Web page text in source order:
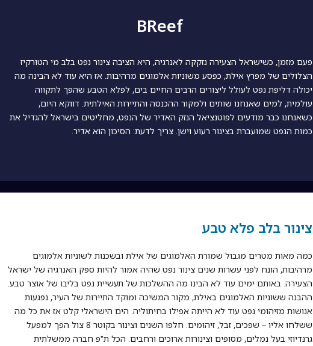
BReef
פעם מזמן, כשישראל הצעירה נזקקה לאנרגיה, היא הציבה צינור נפט בלב מי הטורקיז
הצלולים של מפרץ אילת, כפסע משוניות אלמוגים מרהיבות. אז היא עוד לא הבינה מה
יכולה דליפת נפט לעולל ליצורים הרבים החיים בים, לפלא הטבע שהפך לתקווה
עולמית, למים שאנחנו שותים ולמקור ההכנסה והתיירות האילתית. דווקא היום,
כשאנחנו כבר מודעים לפוטנציאל הנזק האדיר של הנפט, מחליטים בישראל להגדיל את
כמות הנפט שמועברת בצינור רעוע וישן. צריך לדעת: הסיכון הוא אדיר.
צינור בלב פלא טבע
כמה מאות מטרים מגבול שמורת האלמוגים של אילת ובשכנות לשוניות אלמוגים
מרהיבות, הונח לפני עשרות שנים צינור נפט שהיה אמור להיות ספק האנרגיה של ישראל
הצעירה. באותם ימים עוד לא הבינו מה ההשלכות של תעשיית נפט בליבו של אוצר טבע.
ההבנה ששוניות האלמוגים באילת, מקור המשיכה ומוקד התיירות של העיר, נפגעות
אנושות מזיהומי נפט עוד לא הייתה אפילו בחיתוליה. הים הישראלי קלט אז את כל מה
ששלחו אליו – שפכים, זבל, זיהומים. חלפו השנים וצינור בקוטר 8 צול הפך למפעל
גרנדיוזי בעל נמלים, מסופים וצינורות ארוכים ורחבים. הכל ת"פ חברה ממשלתית